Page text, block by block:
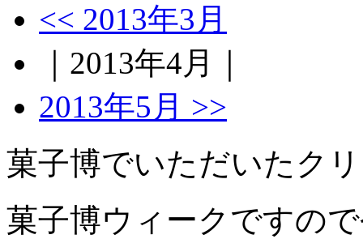
<< 2013年3月
｜2013年4月｜
2013年5月 >>
菓子博でいただいたク
菓子博ウィークですの